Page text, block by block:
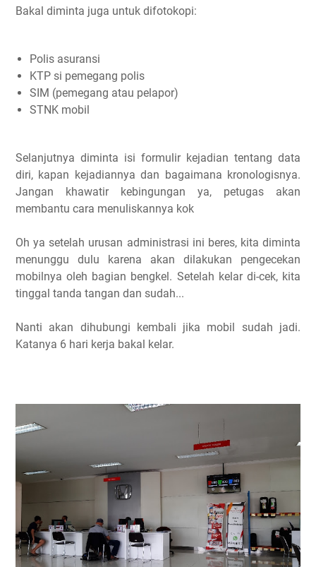
Bakal diminta juga untuk difotokopi:
Polis asuransi
KTP si pemegang polis
SIM (pemegang atau pelapor)
STNK mobil
Selanjutnya diminta isi formulir kejadian tentang data
diri, kapan kejadiannya dan bagaimana kronologisnya.
Jangan khawatir kebingungan ya, petugas akan
membantu cara menuliskannya kok
Oh ya setelah urusan administrasi ini beres, kita diminta
menunggu dulu karena akan dilakukan pengecekan
mobilnya oleh bagian bengkel. Setelah kelar di-cek, kita
tinggal tanda tangan dan sudah...
Nanti akan dihubungi kembali jika mobil sudah jadi.
Katanya 6 hari kerja bakal kelar.